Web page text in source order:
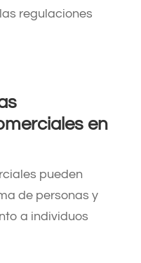
regulaciones
en
pueden
de personas y
a individuos